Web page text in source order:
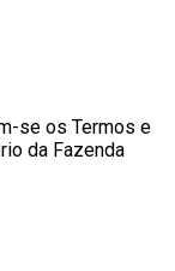
se os Termos e
da Fazenda